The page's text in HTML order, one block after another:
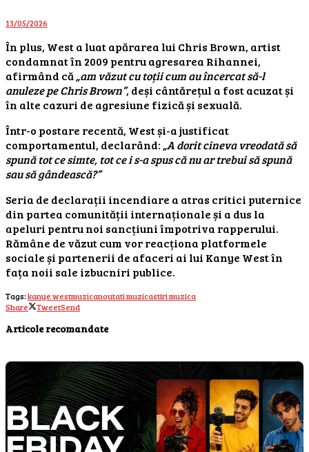
13/05/2026
În plus, West a luat apărarea lui Chris Brown, artist
condamnat în 2009 pentru agresarea Rihannei,
afirmând că„am văzut cu toții cum au încercat să-l
anuleze pe Chris Brown”, deși cântărețul a fost acuzat și
în alte cazuri de agresiune fizică și sexuală.
Într-o postare recentă, West și-a justificat
comportamentul, declarând: „A dorit cineva vreodată să
spună tot ce simte, tot ce i s-a spus că nu ar trebui să spună
sau să gândească?”
Seria de declarații incendiare a atras critici puternice
din partea comunității internaționale și a dus la
apeluri pentru noi sancțiuni împotriva rapperului.
Rămâne de văzut cum vor reacționa platformele
sociale și partenerii de afaceri ai lui Kanye West în
fața noii sale izbucniri publice.
Tags:kanye westmuzicanoutati muzicastiri muzica
Share
TweetSend
Articole recomandate